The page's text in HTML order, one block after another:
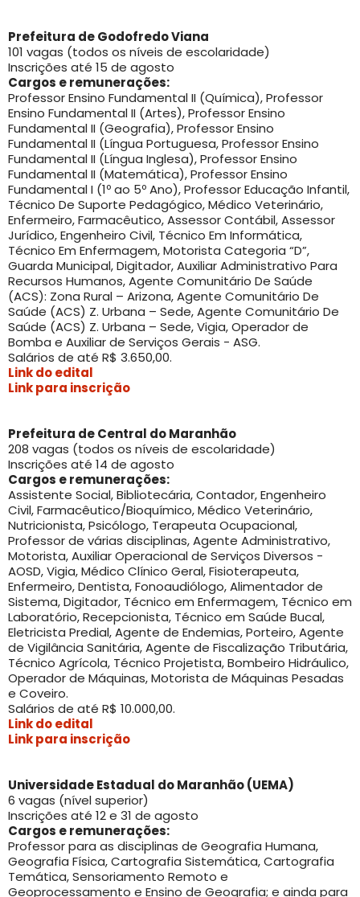
Prefeitura de Godofredo Viana
101 vagas (todos os níveis de escolaridade)
Inscrições até 15 de agosto
Cargos e remunerações:
Professor Ensino Fundamental II (Química), Professor
Ensino Fundamental II (Artes), Professor Ensino
Fundamental II (Geografia), Professor Ensino
Fundamental II (Língua Portuguesa, Professor Ensino
Fundamental II (Língua Inglesa), Professor Ensino
Fundamental II (Matemática), Professor Ensino
Fundamental I (1º ao 5º Ano), Professor Educação Infantil,
Técnico De Suporte Pedagógico, Médico Veterinário,
Enfermeiro, Farmacêutico, Assessor Contábil, Assessor
Jurídico, Engenheiro Civil, Técnico Em Informática,
Técnico Em Enfermagem, Motorista Categoria “D”,
Guarda Municipal, Digitador, Auxiliar Administrativo Para
Recursos Humanos, Agente Comunitário De Saúde
(ACS): Zona Rural – Arizona, Agente Comunitário De
Saúde (ACS) Z. Urbana – Sede, Agente Comunitário De
Saúde (ACS) Z. Urbana – Sede, Vigia, Operador de
Bomba e Auxiliar de Serviços Gerais - ASG.
Salários de até R$ 3.650,00.
Link do edital
Link para inscrição
Prefeitura de Central do Maranhão
208 vagas (todos os níveis de escolaridade)
Inscrições até 14 de agosto
Cargos e remunerações:
Assistente Social, Bibliotecária, Contador, Engenheiro
Civil, Farmacêutico/Bioquímico, Médico Veterinário,
Nutricionista, Psicólogo, Terapeuta Ocupacional,
Professor de várias disciplinas, Agente Administrativo,
Motorista, Auxiliar Operacional de Serviços Diversos -
AOSD, Vigia, Médico Clínico Geral, Fisioterapeuta,
Enfermeiro, Dentista, Fonoaudiólogo, Alimentador de
Sistema, Digitador, Técnico em Enfermagem, Técnico em
Laboratório, Recepcionista, Técnico em Saúde Bucal,
Eletricista Predial, Agente de Endemias, Porteiro, Agente
de Vigilância Sanitária, Agente de Fiscalização Tributária,
Técnico Agrícola, Técnico Projetista, Bombeiro Hidráulico,
Operador de Máquinas, Motorista de Máquinas Pesadas
e Coveiro.
Salários de até R$ 10.000,00.
Link do edital
Link para inscrição
Universidade Estadual do Maranhão (UEMA)
6 vagas (nível superior)
Inscrições até 12 e 31 de agosto
Cargos e remunerações:
Professor para as disciplinas de Geografia Humana,
Geografia Física, Cartografia Sistemática, Cartografia
Temática, Sensoriamento Remoto e
Geoprocessamento e Ensino de Geografia; e ainda para